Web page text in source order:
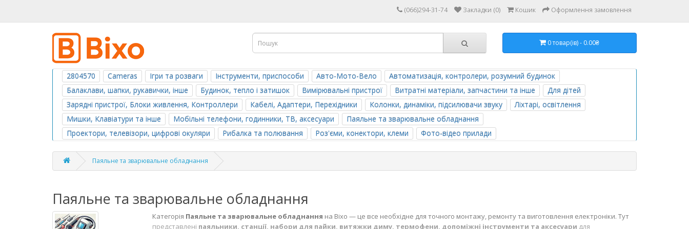
(066)294-31-74 Закладки (0) Кошик Оформлення замовлення
0 товар(ів) - 0.00₴
2804570 Cameras Ігри та розваги Інструменти, приспособи Авто-Мото-Вело
Автоматизація, контролери, розумний будинок
Балаклави, шапки, рукавички, інше
Будинок, тепло і затишок Вимірювальні пристрої Витратні матеріали, запчастини та інше
Для дітей
Зарядні пристрої, Блоки живлення, Контроллери
Кабелі, Адаптери, Перехідники Колонки, динаміки, підсилювачи звуку
Ліхтарі, освітлення
Мишки, Клавіатури та інше
Мобільні телефони, годинники, ТВ, аксесуари
Паяльне та зварювальне обладнання
Проектори, телевізори, цифрові окуляри
Рибалка та полювання Роз'єми, конектори, клеми Фото-відео прилади
Паяльне та зварювальне обладнання
Паяльне та зварювальне обладнання
Категорія Паяльне та зварювальне обладнання на Bixo — це все необхідне для точного монтажу, ремонту та виготовлення електроніки. Тут
представлені паяльники, станції, набори для пайки, витяжки диму, термофени, допоміжні інструменти та аксесуари для